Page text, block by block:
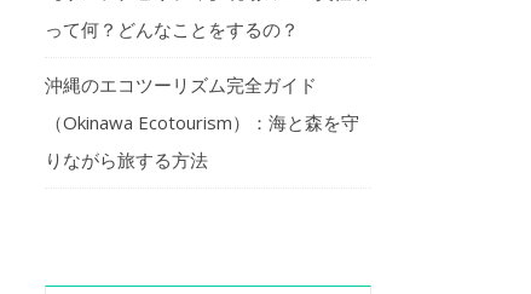
って何？どんなことをするの？
沖縄のエコツーリズム完全ガイド
（Okinawa Ecotourism）：海と森を守
りながら旅する方法